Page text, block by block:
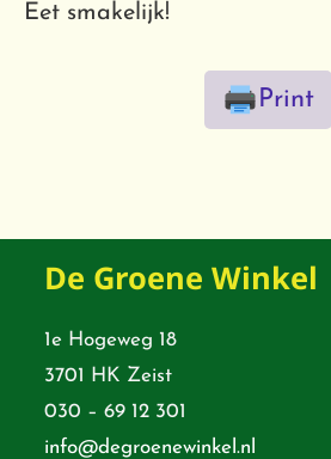
Eet smakelijk!
Print
De Groene Winkel
1e Hogeweg 18
3701 HK Zeist
030 – 69 12 301
info@degroenewinkel.nl